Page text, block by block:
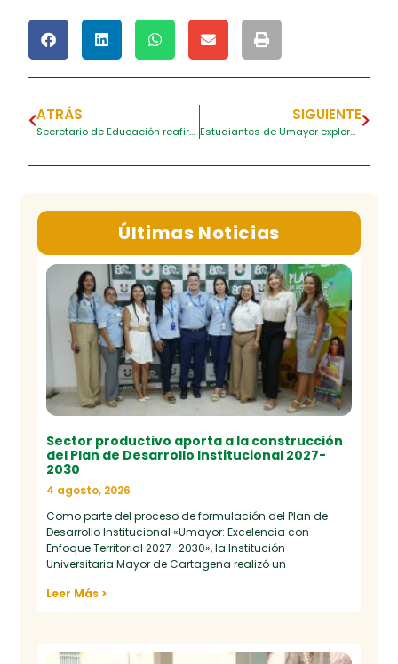
ATRÁS
Secretario de Educación reafirma apoyo distrital para los procesos formativos en Umayor
SIGUIENTE
Estudiantes de Umayor exploran nuevas fronteras académicas en México
Últimas Noticias
Sector productivo aporta a la construcción
del Plan de Desarrollo Institucional 2027-
2030
4 agosto, 2026
Como parte del proceso de formulación del Plan de
Desarrollo Institucional «Umayor: Excelencia con
Enfoque Territorial 2027–2030», la Institución
Universitaria Mayor de Cartagena realizó un
Leer Más >